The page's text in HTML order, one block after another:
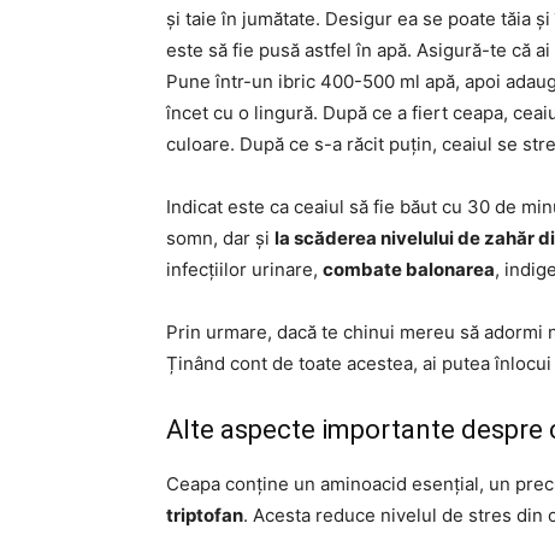
și taie în jumătate. Desigur ea se poate tăia
este să fie pusă astfel în apă. Asigură-te că
Pune într-un ibric 400-500 ml apă, apoi
încet cu o lingură. După ce a fiert ceapa,
culoare. După ce s-a răcit puțin, ceaiul se
Indicat este ca ceaiul să fie băut cu 30 de
somn, dar și la scăderea nivelului de zahăr
infecțiilor urinare, combate balonarea,
Prin urmare, dacă te chinui mereu să
Ținând cont de toate acestea, ai putea
Alte aspecte importante despre
Ceapa conține un aminoacid esențial, un
triptofan. Acesta reduce nivelul de stres